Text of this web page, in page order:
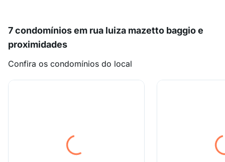
7 condomínios em rua luiza mazetto baggio e
proximidades
Confira os condomínios do local